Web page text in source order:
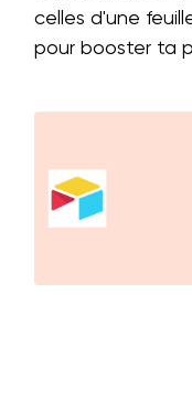
celles d'une
pour booster ta